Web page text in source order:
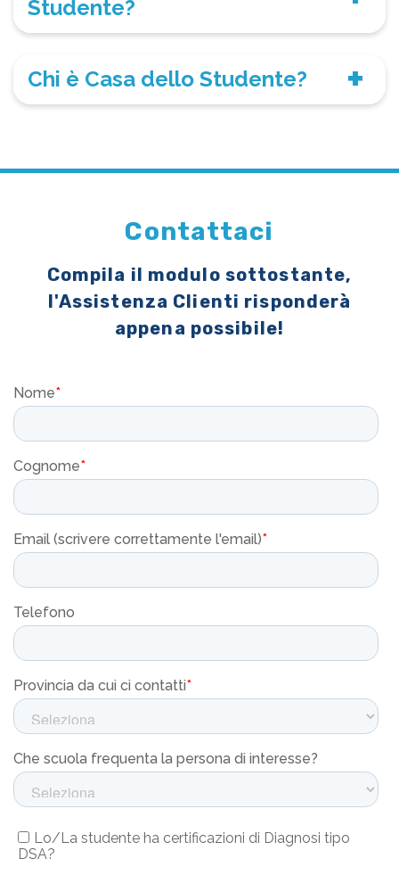
Studente?
Chi è Casa dello Studente?
Contattaci
Compila il modulo sottostante,
l'Assistenza Clienti risponderà
appena possibile!